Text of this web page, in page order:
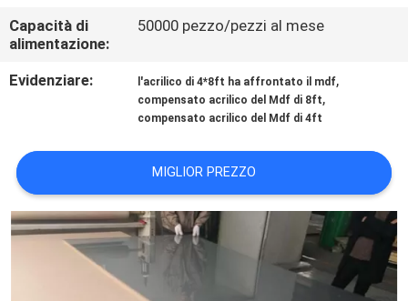
CASI
CITAZIONE
MAPPA
Capacità di
alimentazione:
50000 pezzo/pezzi al mese
Evidenziare: l'acrilico di 4*8ft ha affrontato il mdf,
compensato acrilico del Mdf di 8ft,
compensato acrilico del Mdf di 4ft
MIGLIOR PREZZO